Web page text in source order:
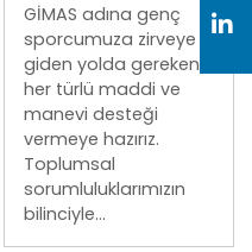
GİMAS adına genç
sporcumuza zirveye
giden yolda gereken
her türlü maddi ve
manevi desteği
vermeye hazırız.
Toplumsal
sorumluluklarımızın
bilinciyle...